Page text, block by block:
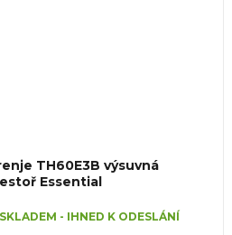
TH60E3B výsuvná
Essential
SKLADEM - IHNED K ODESLÁNÍ